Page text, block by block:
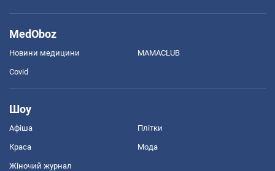
MedOboz
Новини медицини MAMACLUB
Covid
Шоу
Афіша Плітки
Краса Мода
Жіночий журнал